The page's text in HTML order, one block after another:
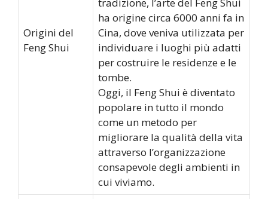
Origini del
Feng Shui
ha origine circa 6000 anni fa in
Cina, dove veniva utilizzata per
individuare i luoghi più adatti
per costruire le residenze e le
tombe.
Oggi, il Feng Shui è diventato
popolare in tutto il mondo
come un metodo per
migliorare la qualità della vita
attraverso l’organizzazione
consapevole degli ambienti in
cui viviamo.